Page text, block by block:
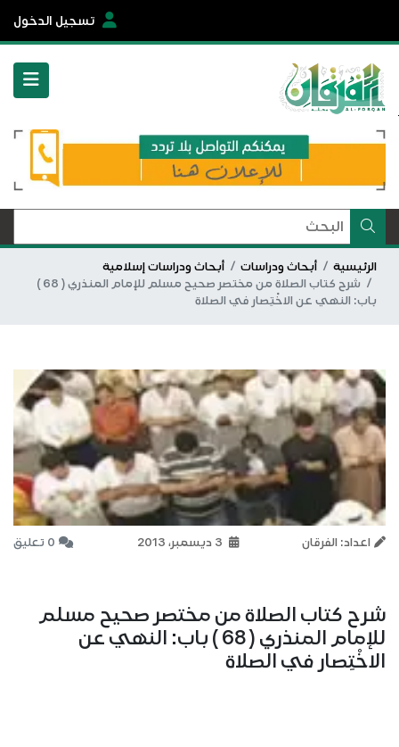
تسجيل الدخول
الرئيسية أبحاث ودراسات
أبحاث ودراسات إسلامية
شرح كتاب الصلاة من مختصر صحيح مسلم للإمام المنذري ( 68 )
باب: النهي عن الاخْتِصار في الصلاة
اعداد: الفرقان 0 تعليق
شرح كتاب الصلاة من مختصر صحيح مسلم
للإمام المنذري ( 68 ) باب: النهي عن
الاخْتِصار في الصلاة